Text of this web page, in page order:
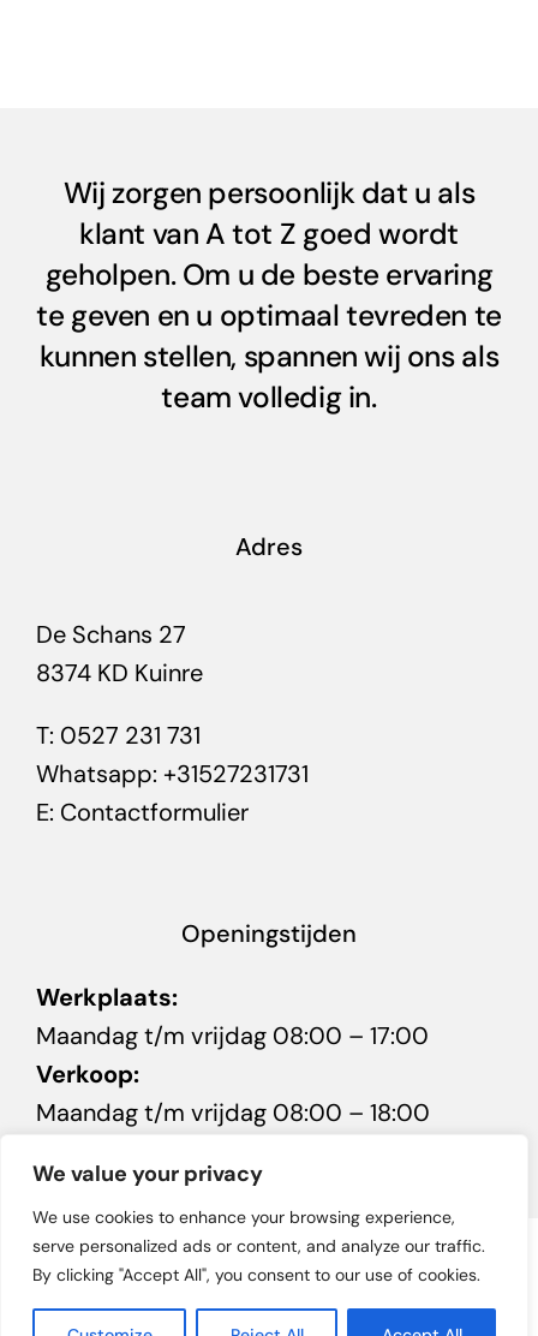
We value your privacy
We use cookies to enhance your browsing experience,
serve personalized ads or content, and analyze our traffic.
By clicking "Accept All", you consent to our use of cookies.
Wij zorgen persoonlijk dat u als
klant van A tot Z goed wordt
geholpen. Om u de beste ervaring
te geven en u optimaal tevreden te
kunnen stellen, spannen wij ons als
team volledig in.
Adres
De Schans 27
8374 KD Kuinre
T: 0527 231 731
Whatsapp: +31527231731
E: Contactformulier
Openingstijden
Werkplaats:
Maandag t/m vrijdag 08:00 – 17:00
Verkoop:
Maandag t/m vrijdag 08:00 – 18:00
© 2026 • Autobedrijf Minnaard in Kuinre • Powered byGW